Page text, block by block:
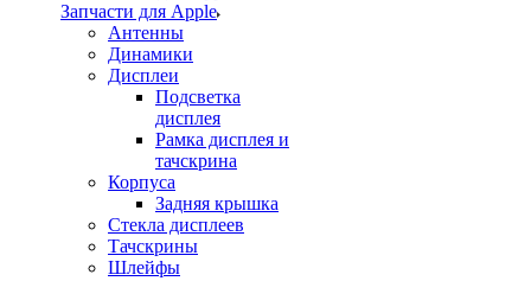
Запчасти для Apple
Антенны
Динамики
Дисплеи
Подсветка
дисплея
Рамка дисплея и
тачскрина
Корпуса
Задняя крышка
Стекла дисплеев
Тачскрины
Шлейфы